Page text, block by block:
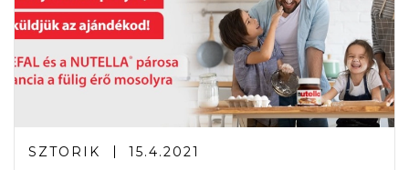
SZTORIK 15.4.2021